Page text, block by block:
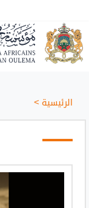
الرئيسية >